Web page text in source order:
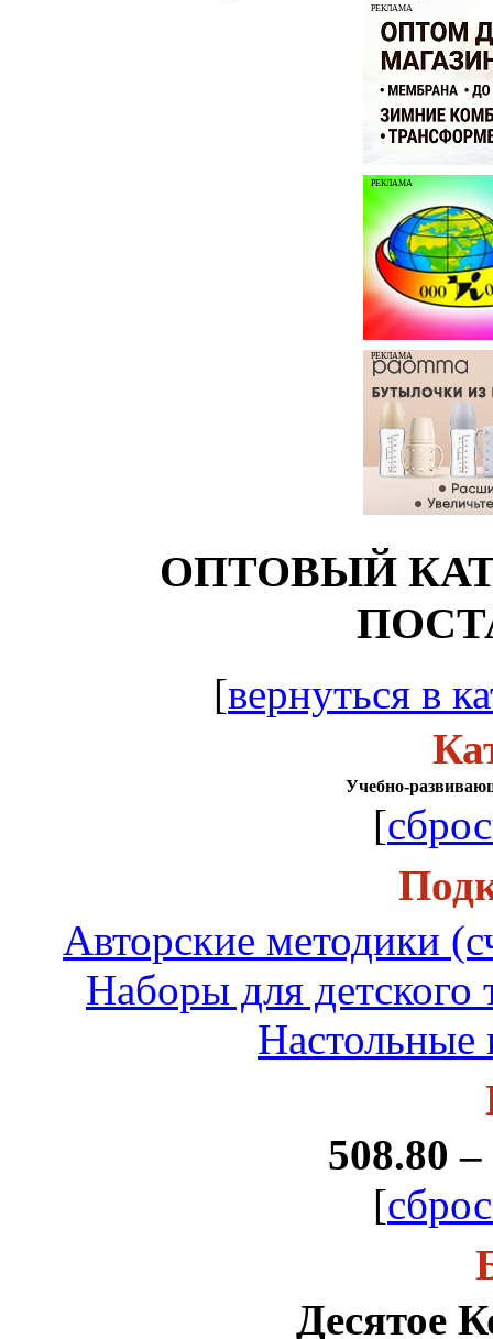
РЕКЛАМА
РЕКЛАМА
РЕКЛАМА
ОПТОВЫЙ
[вернуться в
Учебно-
[
Авторские методики
Наборы для детского
Настольные
508.80
[
Десятое